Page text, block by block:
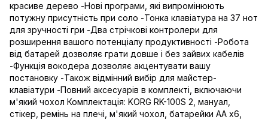
красиве дерево -Нові програми, які випромінюють
потужну присутність при соло -Тонка клавіатура на 37 нот
для зручності гри -Два стрічкові контролери для
розширення вашого потенціалу продуктивності -Робота
від батарей дозволяє грати довше і без зайвих кабелів
-Функція вокодера дозволяє акцентувати вашу
постановку -Також відмінний вибір для майстер-
клавіатури -Повний аксесуарів в комплекті, включаючи
м'який чохол Комплектація: KORG RK-100S 2, мануал,
стікер, ремінь на плечі, м'який чохол, батарейки AA x6,